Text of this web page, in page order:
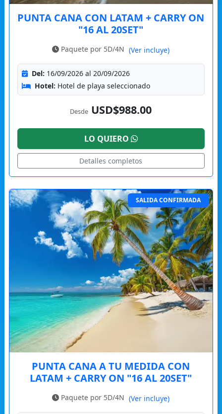
PUNTA CANA CON LATAM + CARRY ON
"16 AL 20SET"
Paquete por 5D/4N (Ver incluye)
Del: 16/09/2026 al 20/09/2026
Hotel: Hotel de playa seleccionado
Desde USD$988.00
LO QUIERO
Detalles completos
SALIDA CONFIRMADA
PUNTA CANA A TU MEDIDA CON
LATAM + CARRY ON "16 AL 20SET"
Paquete por 5D/4N (Ver incluye)